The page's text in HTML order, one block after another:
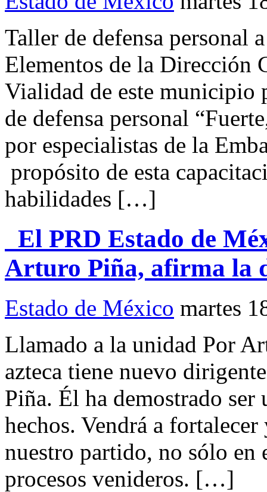
Taller de defensa
Elementos de la Dirección
Vialidad de este municipio
de defensa personal
por especialistas de la
propósito de esta
habilidades […]
El PRD Estado de
Arturo Piña, afirma la
Estado de México martes
Llamado a la unidad Por
azteca tiene nuevo
Piña. Él ha demostrado
hechos. Vendrá a
nuestro partido, no sólo en
procesos venideros. […]